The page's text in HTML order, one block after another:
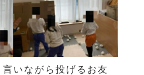
いながら投げるお友